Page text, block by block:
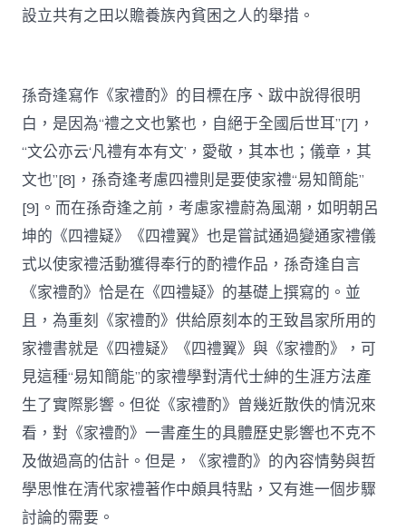
設立共有之田以贍養族內貧困之人的舉措。
孫奇逢寫作《家禮酌》的目標在序、跋中說得很明
白，是因為“禮之文也繁也，自絕于全國后世耳”[7]，
“文公亦云‘凡禮有本有文’，愛敬，其本也；儀章，其
文也”[8]，孫奇逢考慮四禮則是要使家禮“易知簡能”
[9]。而在孫奇逢之前，考慮家禮蔚為風潮，如明朝呂
坤的《四禮疑》《四禮翼》也是嘗試通過變通家禮儀
式以使家禮活動獲得奉行的酌禮作品，孫奇逢自言
《家禮酌》恰是在《四禮疑》的基礎上撰寫的。並
且，為重刻《家禮酌》供給原刻本的王致昌家所用的
家禮書就是《四禮疑》《四禮翼》與《家禮酌》，可
見這種“易知簡能”的家禮學對清代士紳的生涯方法產
生了實際影響。但從《家禮酌》曾幾近散佚的情況來
看，對《家禮酌》一書產生的具體歷史影響也不克不
及做過高的估計。但是，《家禮酌》的內容情勢與哲
學思惟在清代家禮著作中頗具特點，又有進一個步驟
討論的需要。